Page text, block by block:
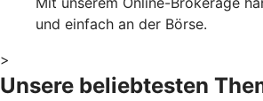
und einfach an der Börse.
>
Unsere beliebtesten